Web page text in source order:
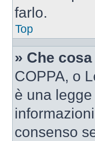
farlo.
Top
» Che
COPPA, o
è una
consenso